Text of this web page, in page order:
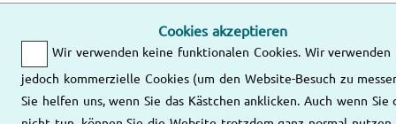
Cookies akzeptieren
Wir verwenden keine funktionalen Cookies. Wir verwenden
jedoch kommerzielle Cookies (um den Website-Besuch zu
Sie helfen uns, wenn Sie das Kästchen anklicken. Auch wenn Sie